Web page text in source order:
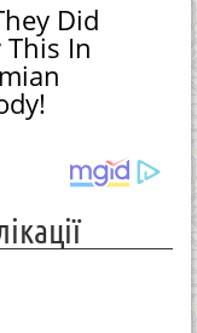
Did
This In